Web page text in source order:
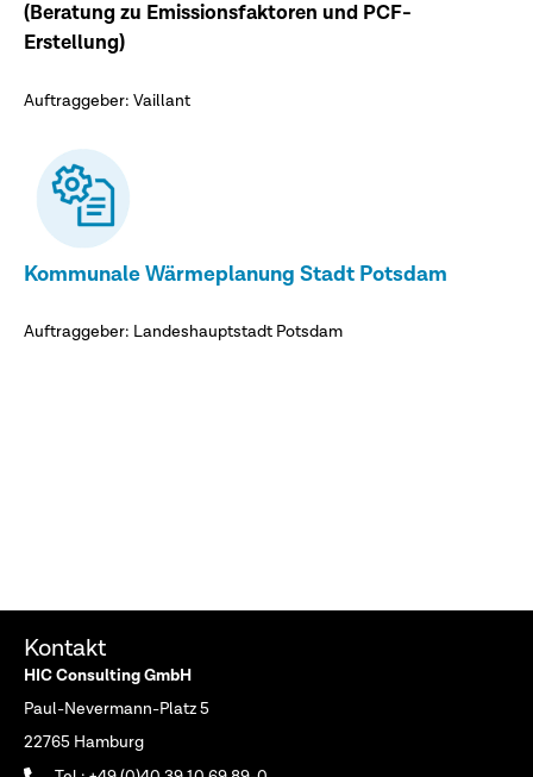
(Beratung zu Emissionsfaktoren und PCF-
Erstellung)
Auftraggeber: Vaillant
Kommunale Wärmeplanung Stadt Potsdam
Auftraggeber: Landeshauptstadt Potsdam
Kontakt
HIC Consulting GmbH
Paul-Nevermann-Platz 5
22765 Hamburg